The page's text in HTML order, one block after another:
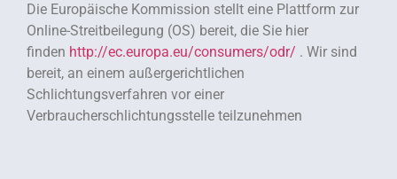
Die Europäische Kommission stellt eine Plattform zur
Online-Streitbeilegung (OS) bereit, die Sie hier
finden http://ec.europa.eu/consumers/odr/ . Wir sind
bereit, an einem außergerichtlichen
Schlichtungsverfahren vor einer
Verbraucherschlichtungsstelle teilzunehmen